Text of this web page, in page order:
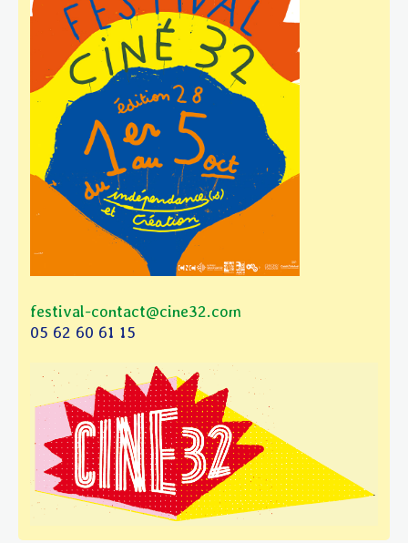
festival-contact@cine32.com
05 62 60 61 15